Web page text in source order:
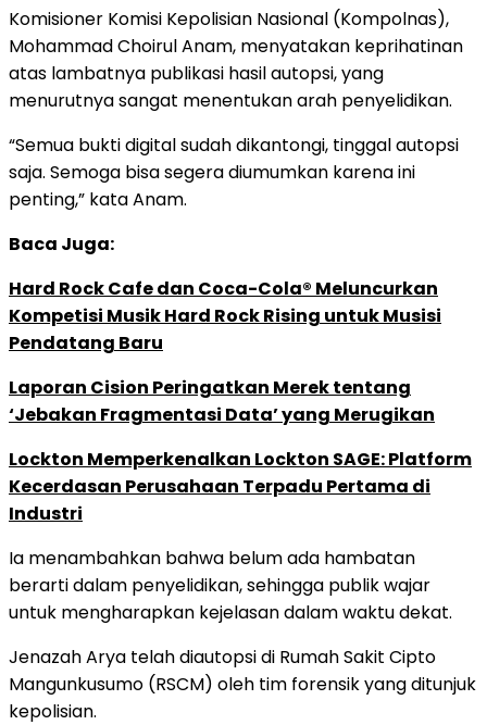
Komisioner Komisi Kepolisian Nasional (Kompolnas),
Mohammad Choirul Anam, menyatakan keprihatinan
atas lambatnya publikasi hasil autopsi, yang
menurutnya sangat menentukan arah penyelidikan.
“Semua bukti digital sudah dikantongi, tinggal autopsi
saja. Semoga bisa segera diumumkan karena ini
penting,” kata Anam.
Baca Juga:
Hard Rock Cafe dan Coca-Cola® Meluncurkan
Kompetisi Musik Hard Rock Rising untuk Musisi
Pendatang Baru
Laporan Cision Peringatkan Merek tentang
‘Jebakan Fragmentasi Data’ yang Merugikan
Lockton Memperkenalkan Lockton SAGE: Platform
Kecerdasan Perusahaan Terpadu Pertama di
Industri
Ia menambahkan bahwa belum ada hambatan
berarti dalam penyelidikan, sehingga publik wajar
untuk mengharapkan kejelasan dalam waktu dekat.
Jenazah Arya telah diautopsi di Rumah Sakit Cipto
Mangunkusumo (RSCM) oleh tim forensik yang ditunjuk
kepolisian.